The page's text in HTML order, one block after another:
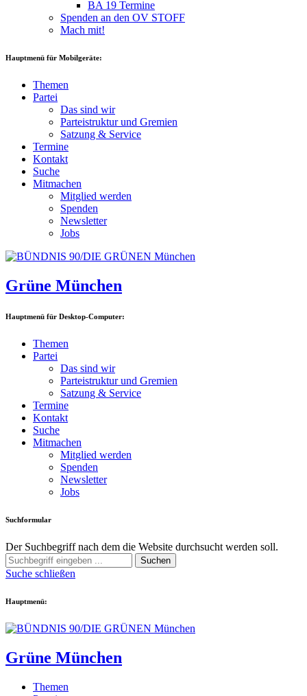
BA 19 Termine
Spenden an den OV STOFF
Mach mit!
Hauptmenü für Mobilgeräte:
Themen
Partei
Das sind wir
Parteistruktur und Gremien
Satzung & Service
Termine
Kontakt
Suche
Mitmachen
Mitglied werden
Spenden
Newsletter
Jobs
Grüne München
Hauptmenü für Desktop-Computer:
Themen
Partei
Das sind wir
Parteistruktur und Gremien
Satzung & Service
Termine
Kontakt
Suche
Mitmachen
Mitglied werden
Spenden
Newsletter
Jobs
Suchformular
Der Suchbegriff nach dem die Website durchsucht werden soll.
Suchen
Suche schließen
Hauptmenü:
Grüne München
Themen